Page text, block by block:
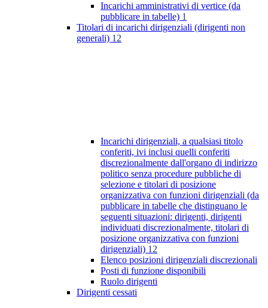
Incarichi amministrativi di vertice (da
pubblicare in tabelle) 1
Titolari di incarichi dirigenziali (dirigenti non
generali) 12
Incarichi dirigenziali, a qualsiasi titolo
conferiti, ivi inclusi quelli conferiti
discrezionalmente dall'organo di indirizzo
politico senza procedure pubbliche di
selezione e titolari di posizione
organizzativa con funzioni dirigenziali (da
pubblicare in tabelle che distinguano le
seguenti situazioni: dirigenti, dirigenti
individuati discrezionalmente, titolari di
posizione organizzativa con funzioni
dirigenziali) 12
Elenco posizioni dirigenziali discrezionali
Posti di funzione disponibili
Ruolo dirigenti
Dirigenti cessati